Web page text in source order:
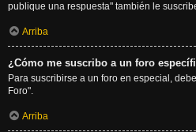
publique una respuesta" también le
Arriba
¿Cómo me suscribo a un foro
Para suscribirse a un foro en especial,
Foro".
Arriba